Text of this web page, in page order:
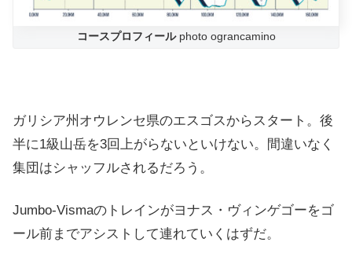
コースプロフィールphoto ograncamino
ガリシア州オウレンセ県のエスゴスからスタート。後
半に1級山岳を3回上がらないといけない。間違いなく
集団はシャッフルされるだろう。
Jumbo-Vismaのトレインがヨナス・ヴィンゲゴーをゴ
ール前までアシストして連れていくはずだ。